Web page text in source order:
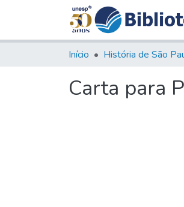
Início História de São
Carta para